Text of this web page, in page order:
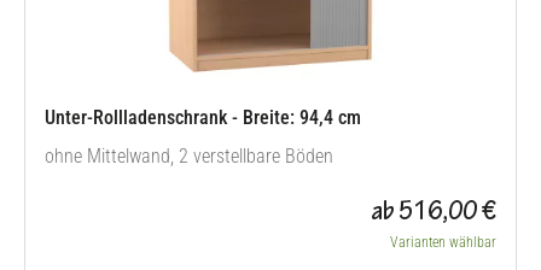
Unter-Rollladenschrank - Breite: 94,4 cm
ohne Mittelwand, 2 verstellbare Böden
ab 516,00 €
Varianten wählbar